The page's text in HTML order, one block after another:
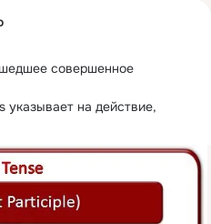
совершенное
на действие,